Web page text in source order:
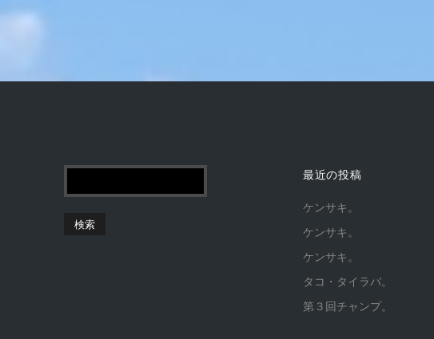
最近の投稿
ケンサキ。
ケンサキ。
ケンサキ。
タコ・タイラバ。
第３回チャンプ。